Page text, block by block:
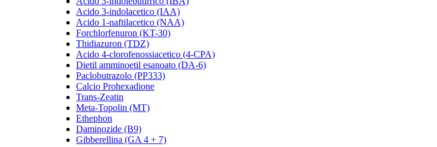
Acido 3-indolacetico (IAA)
Acido 1-naftilacetico (NAA)
Forchlorfenuron (KT-30)
Thidiazuron (TDZ)
Acido 4-clorofenossiacetico (4-CPA)
Dietil amminoetil esanoato (DA-6)
Paclobutrazolo (PP333)
Calcio Prohexadione
Trans-Zeatin
Meta-Topolin (MT)
Ethephon
Daminozide (B9)
Gibberellina (GA 4 + 7)